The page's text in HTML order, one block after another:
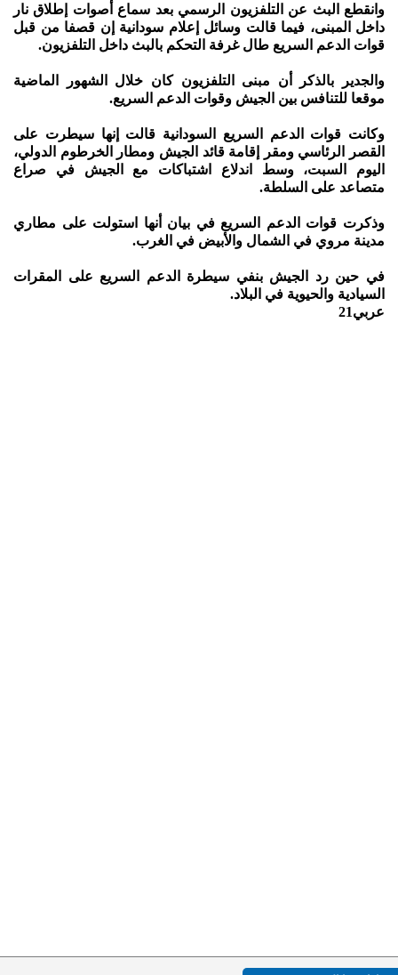
وانقطع البث عن التلفزيون الرسمي بعد سماع أصوات إطلاق نار
داخل المبنى، فيما قالت وسائل إعلام سودانية إن قصفا من قبل
قوات الدعم السريع طال غرفة التحكم بالبث داخل التلفزيون.
والجدير بالذكر أن مبنى التلفزيون كان خلال الشهور الماضية
موقعا للتنافس بين الجيش وقوات الدعم السريع.
وكانت قوات الدعم السريع السودانية قالت إنها سيطرت على
القصر الرئاسي ومقر إقامة قائد الجيش ومطار الخرطوم الدولي،
اليوم السبت، وسط اندلاع اشتباكات مع الجيش في صراع
متصاعد على السلطة.
وذكرت قوات الدعم السريع في بيان أنها استولت على مطاري
مدينة مروي في الشمال والأبيض في الغرب.
في حين رد الجيش بنفي سيطرة الدعم السريع على المقرات
السيادية والحيوية في البلاد.
عربي21